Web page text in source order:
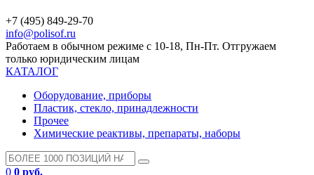
+7 (495) 849-29-70
info@polisof.ru
Работаем в обычном режиме с 10-18, Пн-Пт. Отгружаем
только юридическим лицам
КАТАЛОГ
Оборудование, приборы
Пластик, стекло, принадлежности
Прочее
Химические реактивы, препараты, наборы
0 0 руб.